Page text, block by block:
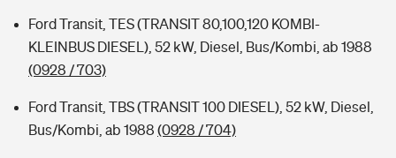
Ford Transit, TES (TRANSIT 80,100,120 KOMBI-
KLEINBUS DIESEL), 52 kW, Diesel, Bus/Kombi, ab 1988
(0928 / 703)
Ford Transit, TBS (TRANSIT 100 DIESEL), 52 kW, Diesel,
Bus/Kombi, ab 1988 (0928 / 704)